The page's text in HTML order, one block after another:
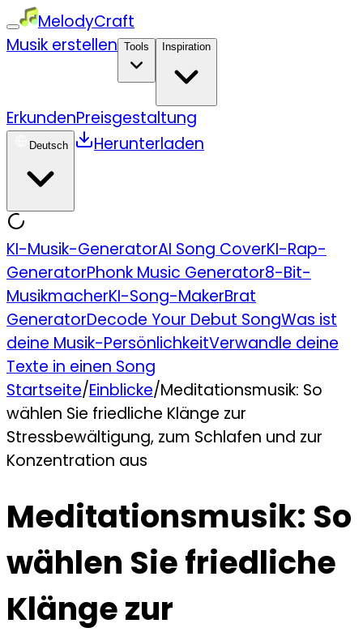
MelodyCraft
Musik erstellen Tools Inspiration
ErkundenPreisgestaltung
Deutsch Herunterladen
KI-Musik-GeneratorAI Song CoverKI-Rap-
GeneratorPhonk Music Generator8-Bit-
MusikmacherKI-Song-MakerBrat
GeneratorDecode Your Debut SongWas ist
deine Musik-PersönlichkeitVerwandle deine
Texte in einen Song
Startseite/Einblicke/Meditationsmusik: So
wählen Sie friedliche Klänge zur
Stressbewältigung, zum Schlafen und zur
Konzentration aus
Meditationsmusik: So
wählen Sie friedliche
Klänge zur